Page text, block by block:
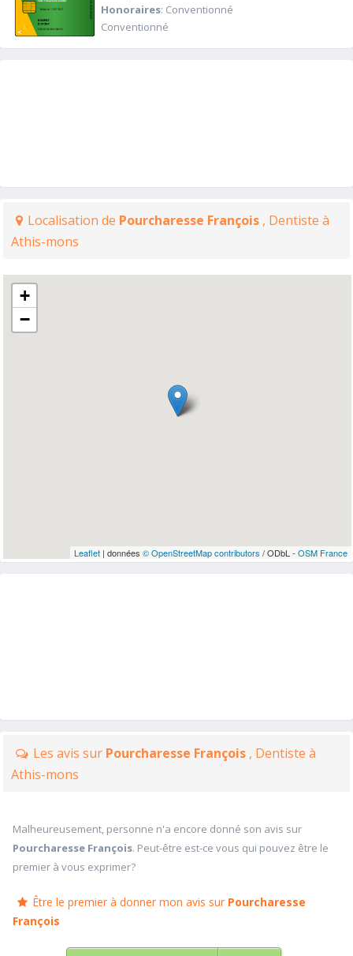
Honoraires: Conventionné
Conventionné
Localisation de Pourcharesse François , Dentiste à
Athis-mons
+
−
Leaflet| données © OpenStreetMap contributors / ODbL - OSM France
Les avis sur Pourcharesse François , Dentiste à
Athis-mons
Malheureusement, personne n'a encore donné son avis sur
Pourcharesse François. Peut-être est-ce vous qui pouvez être le
premier à vous exprimer?
Être le premier à donner mon avis sur Pourcharesse
François